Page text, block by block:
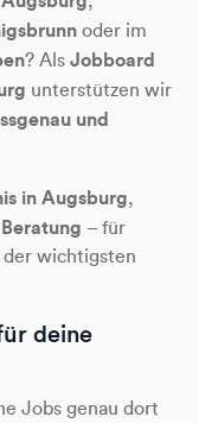
oder im
? Als Jobboard
unterstützen wir
und
in Augsburg,
– für
wichtigsten
deine
Jobs genau dort